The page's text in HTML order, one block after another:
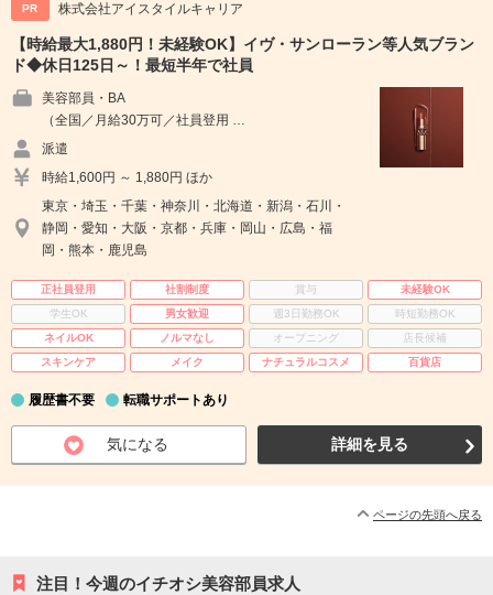
PR 株式会社アイスタイルキャリア
【時給最大1,880円！未経験OK】イヴ・サンローラン等人気ブラン
ド◆休日125日～！最短半年で社員
美容部員・BA
（全国／月給30万可／社員登用 …
派遣
時給1,600円 ～ 1,880円 ほか
東京・埼玉・千葉・神奈川・北海道・新潟・石川・
静岡・愛知・大阪・京都・兵庫・岡山・広島・福
岡・熊本・鹿児島
正社員登用 社割制度 賞与
未経験OK
学生OK
男女歓迎 週3日勤務OK
時短勤務OK
ネイルOK
ノルマなし オープニング
店長候補
スキンケア
メイク ナチュラルコスメ 百貨店
履歴書不要 転職サポートあり
気になる 詳細を見る
ページの先頭へ戻る
注目！今週のイチオシ美容部員求人